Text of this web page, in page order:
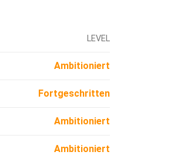
LEVEL
Ambitioniert
Fortgeschritten
Ambitioniert
Ambitioniert